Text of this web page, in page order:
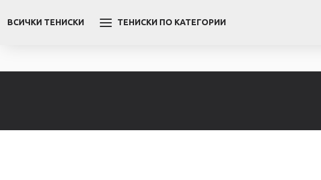
ВСИЧКИ ТЕНИСКИ ТЕНИСКИ ПО КАТЕГОРИИ